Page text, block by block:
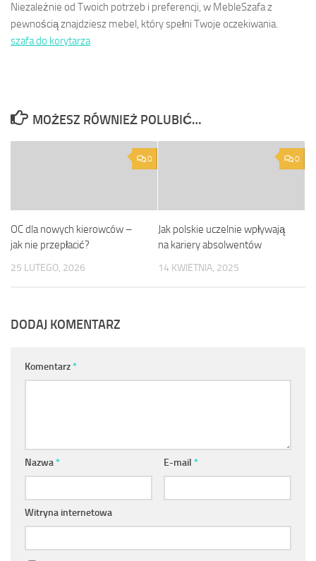
Niezależnie od Twoich potrzeb i preferencji, w MebleSzafa z
pewnością znajdziesz mebel, który spełni Twoje oczekiwania.
szafa do korytarza
MOŻESZ RÓWNIEŻ POLUBIĆ…
0
OC dla nowych kierowców –
jak nie przepłacić?
25 LUTEGO, 2026
0
Jak polskie uczelnie wpływają
na kariery absolwentów
14 KWIETNIA, 2025
DODAJ KOMENTARZ
Komentarz*
Nazwa* E-mail *
Witryna internetowa